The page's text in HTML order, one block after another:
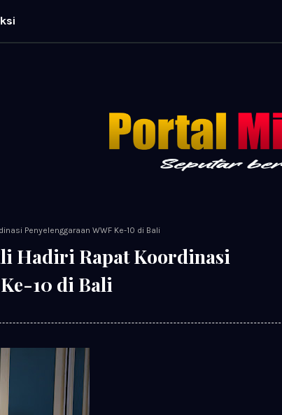
Penyelenggaraan WWF Ke-10 di Bali
Hadiri Rapat Koordinasi
10 di Bali